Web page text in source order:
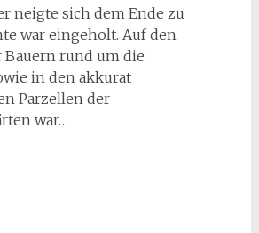
neigte sich dem Ende zu
war eingeholt. Auf den
Bauern rund um die
in den akkurat
Parzellen der
war…